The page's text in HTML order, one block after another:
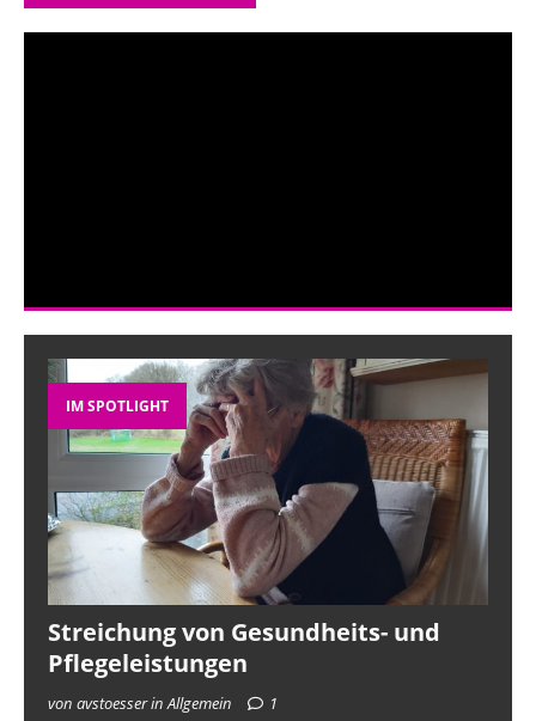
IM SPOTLIGHT
Streichung von Gesundheits- und
Pflegeleistungen
von avstoesser in Allgemein 1